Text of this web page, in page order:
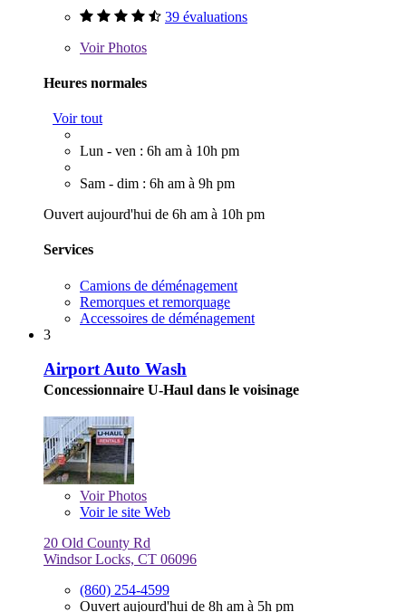
39 évaluations
VoirPhotos
Heures normales
Voir tout
Lun - ven : 6h am à 10h pm
Sam - dim : 6h am à 9h pm
Ouvert aujourd'hui de 6h am à 10h pm
Services
Camions de déménagement
Remorques et remorquage
Accessoires de déménagement
3
Airport Auto Wash
Concessionnaire U-Haul dans le voisinage
VoirPhotos
Voir le site Web
20 Old County Rd
Windsor Locks, CT 06096
(860) 254-4599
Ouvert aujourd'hui de 8h am à 5h pm